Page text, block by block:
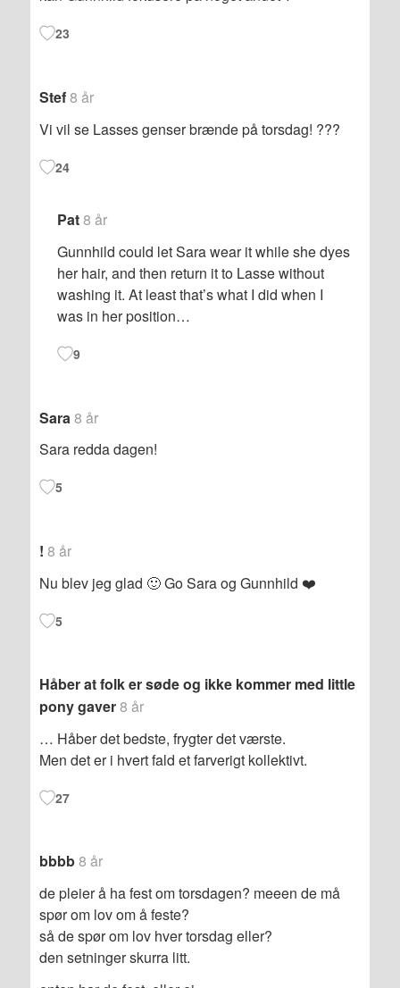
23
Stef8 år
Vi vil se Lasses genser brænde på torsdag! ???
24
Pat8 år
Gunnhild could let Sara wear it while she dyes
her hair, and then return it to Lasse without
washing it. At least that’s what I did when I
was in her position…
9
Sara 8 år
Sara redda dagen!
5
! 8 år
Nu blev jeg glad 🙂 Go Sara og Gunnhild ❤️
5
Håber at folk er søde og ikke kommer med little
pony gaver8 år
… Håber det bedste, frygter det værste.
Men det er i hvert fald et farverigt kollektivt.
27
bbbb8 år
de pleier å ha fest om torsdagen? meeen de må
spør om lov om å feste?
så de spør om lov hver torsdag eller?
den setninger skurra litt.